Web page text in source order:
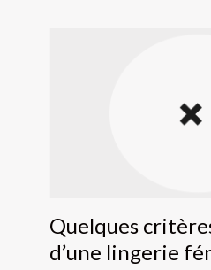
Quelques
d’une lingerie